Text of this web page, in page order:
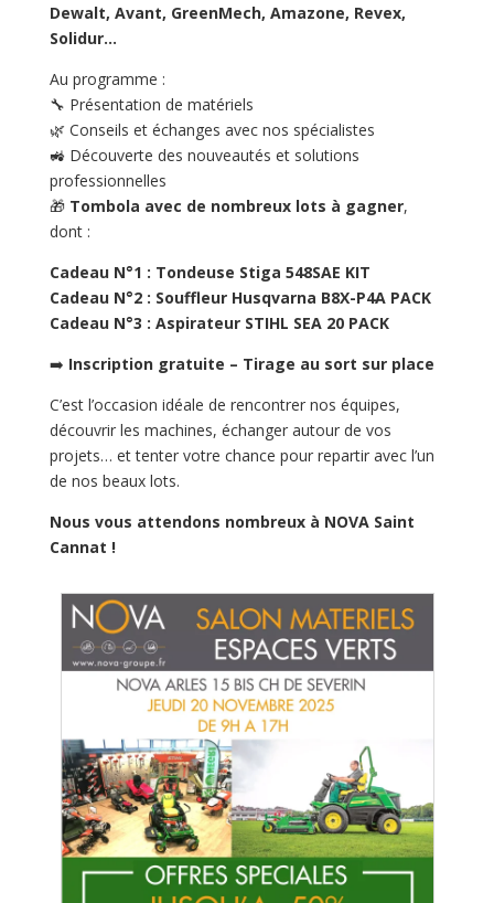
Dewalt, Avant, GreenMech, Amazone, Revex,
Solidur…
Au programme :
🔧 Présentation de matériels
🌿 Conseils et échanges avec nos spécialistes
🚜 Découverte des nouveautés et solutions
professionnelles
🎁 Tombola avec de nombreux lots à gagner,
dont :
Cadeau N°1 : Tondeuse Stiga 548SAE KIT
Cadeau N°2 : Souffleur Husqvarna B8X-P4A PACK
Cadeau N°3 : Aspirateur STIHL SEA 20 PACK
➡️ Inscription gratuite – Tirage au sort sur place
C’est l’occasion idéale de rencontrer nos équipes,
découvrir les machines, échanger autour de vos
projets… et tenter votre chance pour repartir avec l’un
de nos beaux lots.
Nous vous attendons nombreux à NOVA Saint
Cannat !